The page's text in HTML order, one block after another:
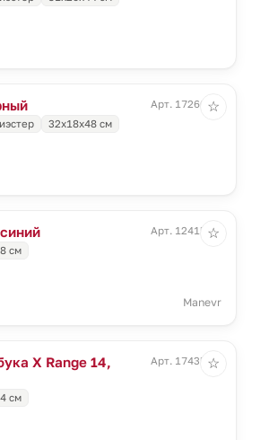
Арт. 17260.30
32х18х48 см
☆
Арт. 12415.44
см
Manevr
☆
X Range 14,
Арт. 17435.30
см
☆